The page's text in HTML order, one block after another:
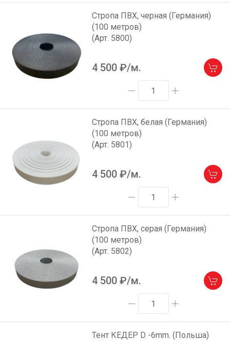
Стропа ПВХ, черная (Германия)
(100 метров)
(Арт. 5800)
4 500 ₽/м.
Стропа ПВХ, белая (Германия)
(100 метров)
(Арт. 5801)
4 500 ₽/м.
Стропа ПВХ, серая (Германия)
(100 метров)
(Арт. 5802)
4 500 ₽/м.
Тент КЕДЕР D -6mm. (Польша)